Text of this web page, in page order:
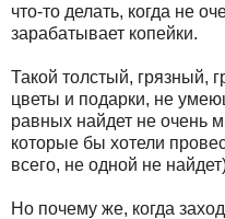
что-то делать, когда не
зарабатывает копейки.
Такой толстый, грязный,
цветы и подарки, не
равных найдет не очень
которые бы хотели
всего, не одной не
Но почему же, когда